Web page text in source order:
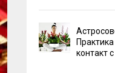
контакт